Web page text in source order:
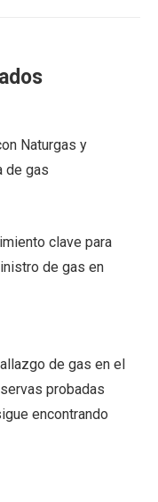
Naturgas y
de gas
clave para
de gas en
de gas en el
probadas
encontrando